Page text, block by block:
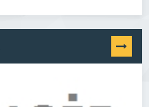
TÜMÜNÜ
GÖR